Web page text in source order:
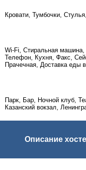
Кровати, Тумбочки,
Wi-Fi, Стиральная машина,
Телефон, Кухня, Факс,
Прачечная, Доставка
Парк, Бар, Ночной клуб,
Казанский вокзал,
Описание